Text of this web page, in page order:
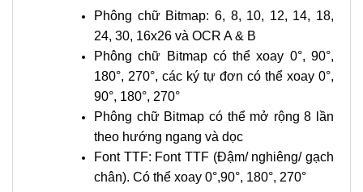
Phông chữ Bitmap: 6, 8, 10, 12, 14, 18,
24, 30, 16x26 và OCR A & B
Phông chữ Bitmap có thể xoay 0°, 90°,
180°, 270°, các ký tự đơn có thể xoay 0°,
90°, 180°, 270°
Phông chữ Bitmap có thể mở rộng 8 lần
theo hướng ngang và dọc
Font TTF: Font TTF (Đậm/ nghiêng/ gạch
chân). Có thể xoay 0°,90°, 180°, 270°